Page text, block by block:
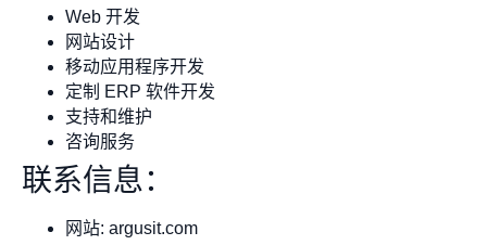
Web 开发
网站设计
移动应用程序开发
定制 ERP 软件开发
支持和维护
咨询服务
联系信息：
网站: argusit.com